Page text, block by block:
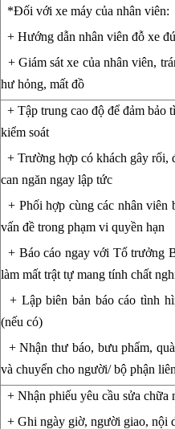
*Đối với xe máy của nhân viên:
+ Hướng dẫn nhân viên đỗ xe
+ Giám sát xe của nhân viên,
hư hỏng, mất đồ
+ Tập trung cao độ để đảm bảo
kiểm soát
+ Trường hợp có khách gây rối,
can ngăn ngay lập tức
+ Phối hợp cùng các nhân viên
vấn đề trong phạm vi quyền hạn
+ Báo cáo ngay với Tổ trưởng
làm mất trật tự mang tính chất
+ Lập biên bản báo cáo tình
(nếu có)
+ Nhận thư báo, bưu phẩm,
và chuyển cho người/ bộ phận
+ Nhận phiếu yêu cầu sửa chữa
+ Ghi ngày giờ, người giao, nội